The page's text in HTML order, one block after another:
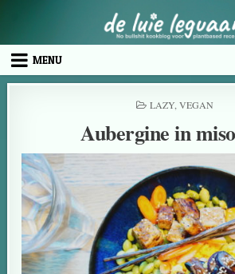
MENU
LAZY, VEGAN
Aubergine in